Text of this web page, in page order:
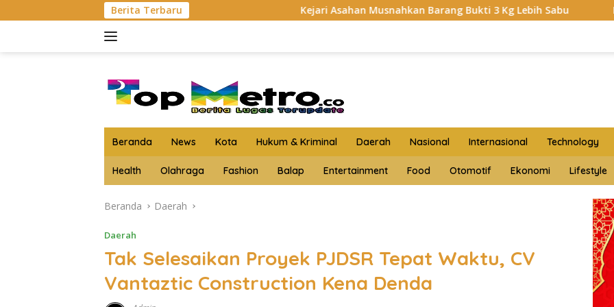
ke
Berita TerbaruKejari Asahan Musnahkan Barang Bukti 3 Kg Lebih Sabu HKTI Asahan Geruduk
Beranda News Kota Hukum & Kriminal Daerah Nasional Internasional Technology
Health Olahraga Fashion Balap Entertainment Food Otomotif Ekonomi Lifestyle
Beranda Daerah
Daerah
Tak Selesaikan Proyek PJDSR Tepat Waktu, CV
Vantaztic Construction Kena Denda